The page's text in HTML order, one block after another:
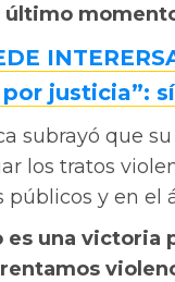
último
justicia”:
subrayó que
los tratos
públicos y en el
es una victoria